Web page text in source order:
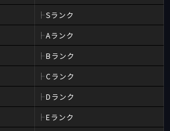
Sランク
Aランク
Bランク
Cランク
Dランク
Eランク